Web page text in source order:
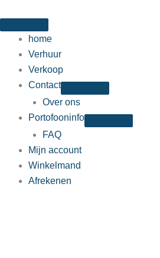
home
Verhuur
Verkoop
Contact
Over ons
Portofooninfo
FAQ
Mijn account
Winkelmand
Afrekenen